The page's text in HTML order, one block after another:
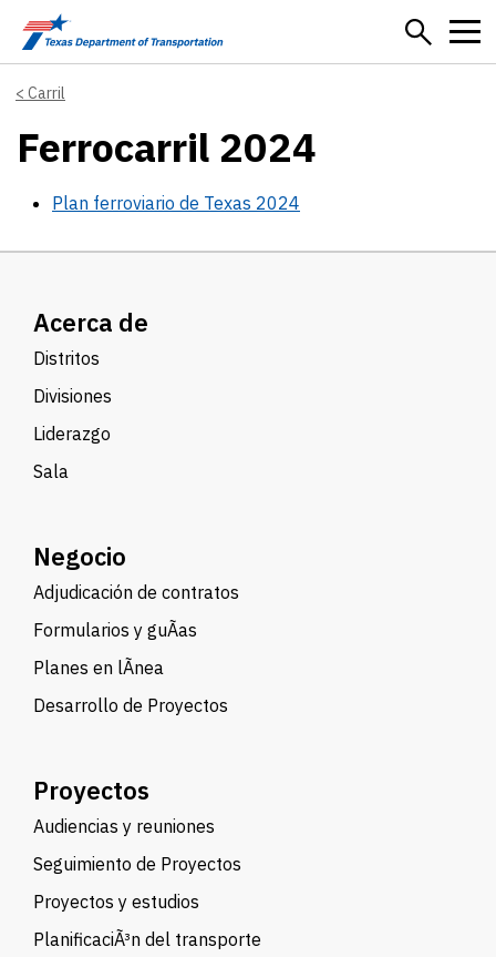
Skip to main content
Carril
Ferrocarril 2024
Plan ferroviario de Texas 2024
Acerca de
Distritos
Divisiones
Liderazgo
Sala
Negocio
Adjudicación de contratos
Formularios y guÃ­as
Planes en lÃ­nea
Desarrollo de Proyectos
Proyectos
Audiencias y reuniones
Seguimiento de Proyectos
Proyectos y estudios
PlanificaciÃ³n del transporte